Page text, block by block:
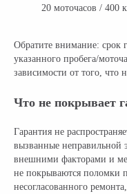
20 моточасов / 400
Обратите внимание: срок
указанного пробега/
зависимости от того, что
Что не покрывает
Гарантия не
вызванные неправильной
внешними факторами и
не покрываются поломки
несогласованного